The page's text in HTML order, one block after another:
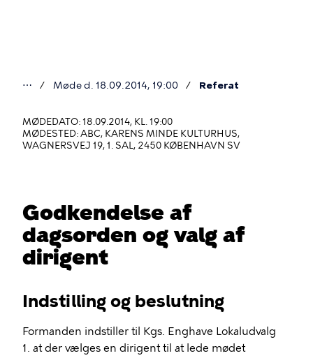
er
her
⋯ Møde d. 18.09.2014, 19:00 Referat
MØDEDATO: 18.09.2014, KL. 19:00
MØDESTED: ABC, KARENS MINDE KULTURHUS,
WAGNERSVEJ 19, 1. SAL, 2450 KØBENHAVN SV
Godkendelse af
dagsorden og valg af
dirigent
Indstilling og beslutning
Formanden indstiller til Kgs. Enghave Lokaludvalg
1. at der vælges en dirigent til at lede mødet